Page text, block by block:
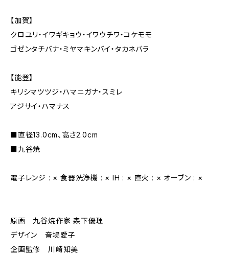
【加賀】
クロユリ・イワギキョウ・イワウチワ・コケモモ
ゴゼンタチバナ・ミヤマキンバイ・タカネバラ
【能登】
キリシマツツジ・ハマニガナ・スミレ
アジサイ・ハマナス
■直径13.0cm、高さ2.0cm
■九谷焼
電子レンジ : × 食器洗浄機 : × IH : × 直火 : × オーブン : ×
原画 九谷焼作家 森下優理
デザイン 音場愛子
企画監修 川崎知美